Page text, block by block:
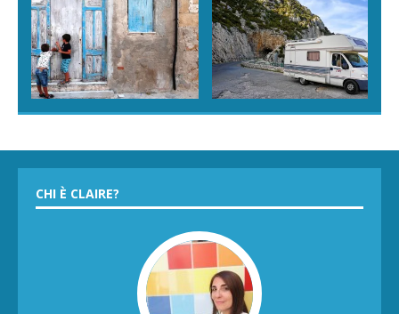
CHI È CLAIRE?